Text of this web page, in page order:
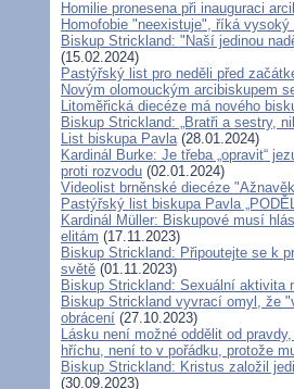
Homilie pronesena při inauguraci
Homofobie "neexistuje", říká
Biskup Strickland: "Naší jedinou
(15.02.2024)
Pastýřský list pro neděli před
Novým olomouckým arcibiskupem
Litoměřická diecéze má nového
Biskup Strickland: „Bratři a sestry,
List biskupa Pavla(28.01.2024)
Kardinál Burke: Je třeba „opravit“
proti rozvodu (02.01.2024)
Videolist brněnské diecéze
Pastýřský list biskupa Pavla
Kardinál Müller: Biskupové musí
elitám (17.11.2023)
Biskup Strickland: Připoutejte se k
světě (01.11.2023)
Biskup Strickland: Sexuální
Biskup Strickland vyvrací omyl, že
obrácení (27.10.2023)
Lásku není možné oddělit od
hříchu, není to v pořádku, protože
Biskup Strickland: Kristus založil
(30.09.2023)